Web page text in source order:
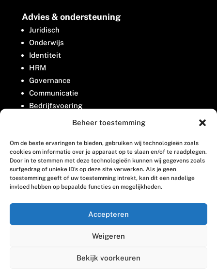
Beheer toestemming
Om de beste ervaringen te bieden, gebruiken wij technologieën zoals
cookies om informatie over je apparaat op te slaan en/of te raadplegen.
Door in te stemmen met deze technologieën kunnen wij gegevens zoals
surfgedrag of unieke ID's op deze site verwerken. Als je geen
toestemming geeft of uw toestemming intrekt, kan dit een nadelige
invloed hebben op bepaalde functies en mogelijkheden.
Accepteren
Weigeren
Bekijk voorkeuren
Advies & ondersteuning
Juridisch
Onderwijs
Identiteit
HRM
Governance
Communicatie
Bedrijfsvoering
Belangenbehartiging
Contact
Houttuinlaan 8
3447 GM Woerden